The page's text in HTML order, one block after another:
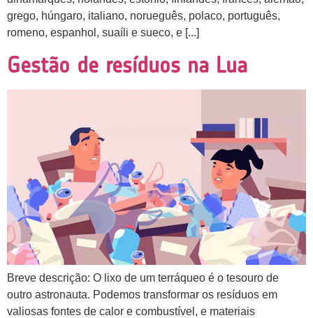
grego, húngaro, italiano, norueguês, polaco, português,
romeno, espanhol, suaíli e sueco, e [...]
Gestão de resíduos na Lua
Breve descrição: O lixo de um terráqueo é o tesouro de
outro astronauta. Podemos transformar os resíduos em
valiosas fontes de calor e combustível, e materiais